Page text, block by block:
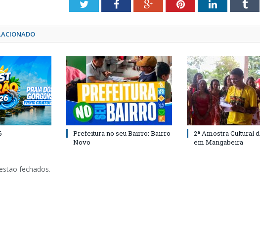
TwitterFacebookGoogle+PinterestLinkedIn
Prefeitura no seu Bairro: Bairro
Novo
2ª Amostra Cultural
em Mangabeira
fechados.